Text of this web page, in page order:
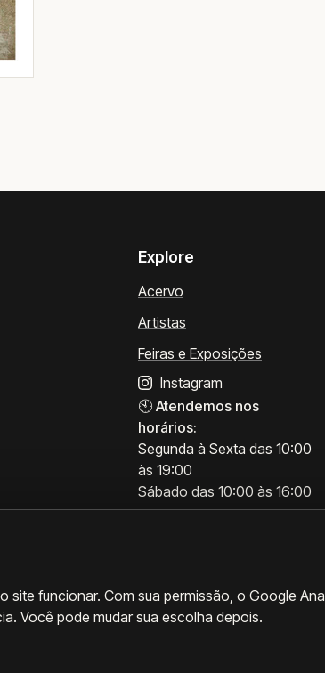
Explore
Acervo
Artistas
Feiras e Exposições
Instagram
🕙 Atendemos nos
horários:
Segunda à Sexta das 10:00
às 19:00
Sábado das 10:00 às 16:00
site funcionar. Com sua permissão, o Google
Você pode mudar sua escolha depois.